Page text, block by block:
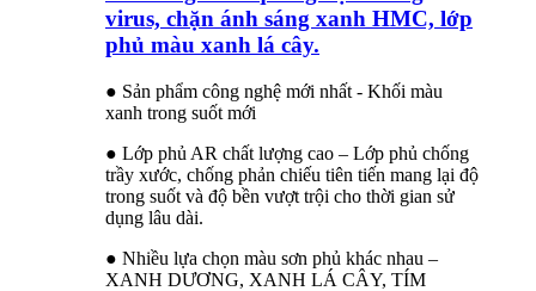
virus, chặn ánh sáng xanh HMC, lớp
phủ màu xanh lá cây.
● Sản phẩm công nghệ mới nhất - Khối màu
xanh trong suốt mới
● Lớp phủ AR chất lượng cao – Lớp phủ chống
trầy xước, chống phản chiếu tiên tiến mang lại độ
trong suốt và độ bền vượt trội cho thời gian sử
dụng lâu dài.
● Nhiều lựa chọn màu sơn phủ khác nhau –
XANH DƯƠNG, XANH LÁ CÂY, TÍM